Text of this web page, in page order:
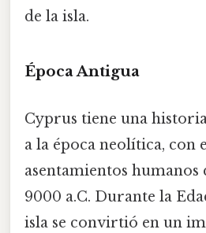
de la isla.
Época Antigua
Cyprus tiene una
a la época neolítica, con
asentamientos humanos
9000 a.C. Durante la
isla se convirtió en un